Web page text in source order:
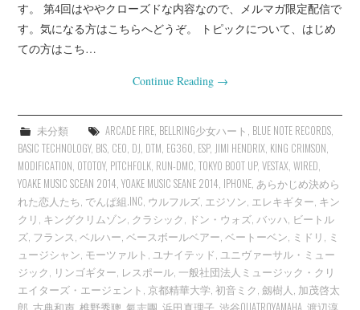
す。 第4回はややクローズドな内容なので、メルマガ限定配信で
す。気になる方はこちらへどうぞ。 トピックについて、はじめ
ての方はこち…
Continue Reading →
未分類 ARCADE FIRE, BELLRING少女ハート , BLUE NOTE RECORDS,
BASIC TECHNOLOGY, BIS, CEO, DJ, DTM, EG360, ESP, JIMI HENDRIX, KING CRIMSON,
MODIFICATION, OTOTOY, PITCHFOLK, RUN-DMC,TOKYO BOOT UP,VESTAX,WIRED,
YOAKE MUSIC SCEAN 2014,YOAKE MUSIC SEANE 2014, IPHONE, あらかじめ決めら
れた恋人たち, でんぱ組.INC, ウルフルズ, エジソン, エレキギター, キン
クリ , キングクリムゾン, クラシック, ドン・ウォズ,バッハ, ビートル
ズ, フランス,ベルハー,ベースボールベアー,ベートーベン, ミドリ , ミ
ュージシャン, モーツァルト ,ユナイテッド,ユニヴァーサル・ミュー
ジック, リンゴギター, レスポール, 一般社団法人ミュージック・クリ
エイターズ・エージェント ,京都精華大学,初音ミク,劔樹人, 加茂啓太